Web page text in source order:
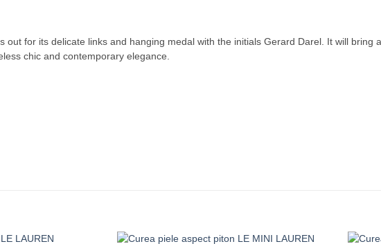
for its delicate links and hanging medal with the initials Gerard Darel. It will bring
chic and contemporary elegance.
+